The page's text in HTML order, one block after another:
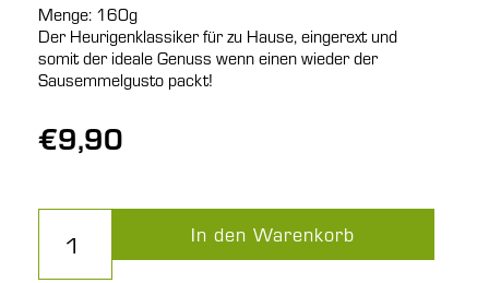
Menge: 160g
Der Heurigenklassiker für zu Hause, eingerext und
somit der ideale Genuss wenn einen wieder der
Sausemmelgusto packt!
€9,90
Sausemmel
Menge
In den Warenkorb